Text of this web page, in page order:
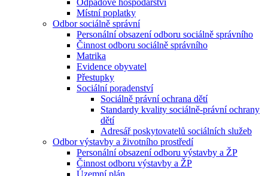
Odpadové hospodářství
Místní poplatky
Odbor sociálně správní
Personální obsazení odboru sociálně správního
Činnost odboru sociálně správního
Matrika
Evidence obyvatel
Přestupky
Sociální poradenství
Sociálně právní ochrana dětí
Standardy kvality sociálně-právní ochrany
dětí
Adresář poskytovatelů sociálních služeb
Odbor výstavby a životního prostředí
Personální obsazení odboru výstavby a ŽP
Činnost odboru výstavby a ŽP
Územní plán